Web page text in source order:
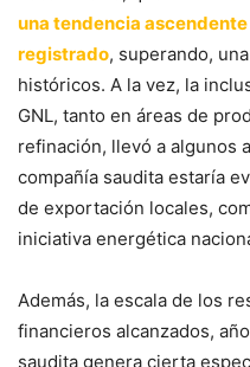
una tendencia
registrado, superando,
históricos. A la vez, la
GNL, tanto en áreas de
refinación, llevó a algunos
compañía saudita estaría
de exportación locales,
iniciativa energética
Además, la escala de los
financieros alcanzados,
saudita genera cierta